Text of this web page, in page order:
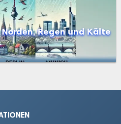
Borken
Bruchköbel
Buseck
Regen und Kälte